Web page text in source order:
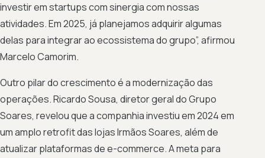
investir em startups com sinergia com nossas
atividades. Em 2025, já planejamos adquirir algumas
delas para integrar ao ecossistema do grupo”, afirmou
Marcelo Camorim.
Outro pilar do crescimento é a modernização das
operações. Ricardo Sousa, diretor geral do Grupo
Soares, revelou que a companhia investiu em 2024 em
um amplo retrofit das lojas Irmãos Soares, além de
atualizar plataformas de e-commerce. A meta para